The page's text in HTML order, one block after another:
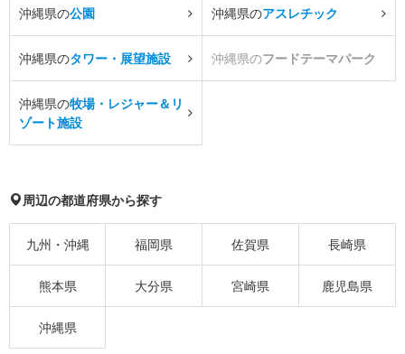
沖縄県の公園 沖縄県のアスレチック
沖縄県のタワー・展望施設 沖縄県のフードテーマパーク
沖縄県の牧場・レジャー＆リ
ゾート施設
周辺の都道府県から探す
九州・沖縄 福岡県 佐賀県 長崎県
熊本県 大分県 宮崎県 鹿児島県
沖縄県